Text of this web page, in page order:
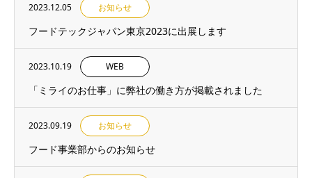
2023.12.05 お知らせ
フードテックジャパン東京2023に出展します
2023.10.19 WEB
「ミライのお仕事」に弊社の働き方が掲載されました
2023.09.19 お知らせ
フード事業部からのお知らせ